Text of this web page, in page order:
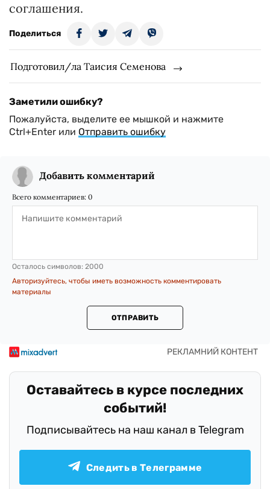
соглашения.
Поделиться
Подготовил/ла Таисия Семенова
Заметили ошибку?
Пожалуйста, выделите ее мышкой и нажмите
Ctrl+Enter или Отправить ошибку
Добавить комментарий
Всего комментариев: 0
Осталось символов: 2000
Авторизуйтесь, чтобы иметь возможность комментировать
материалы
ОТПРАВИТЬ
Оставайтесь в курсе последних
событий!
Подписывайтесь на наш канал в Telegram
Следить в Телеграмме